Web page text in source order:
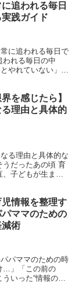
追われる毎日
践ガイド
に追われる毎日で
われる毎日の中
やれていない」と
を感じたら】
理由と具体的
る理由と具体的な
うだったあの頃 育
、子どもが生まれ
児情報を整理す
ママのための
減術
パママのための時
…」「この前の
いった“情報の管